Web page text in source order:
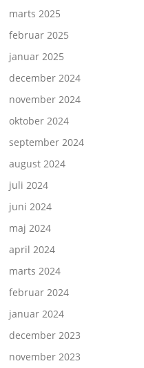
marts 2025
februar 2025
januar 2025
december 2024
november 2024
oktober 2024
september 2024
august 2024
juli 2024
juni 2024
maj 2024
april 2024
marts 2024
februar 2024
januar 2024
december 2023
november 2023